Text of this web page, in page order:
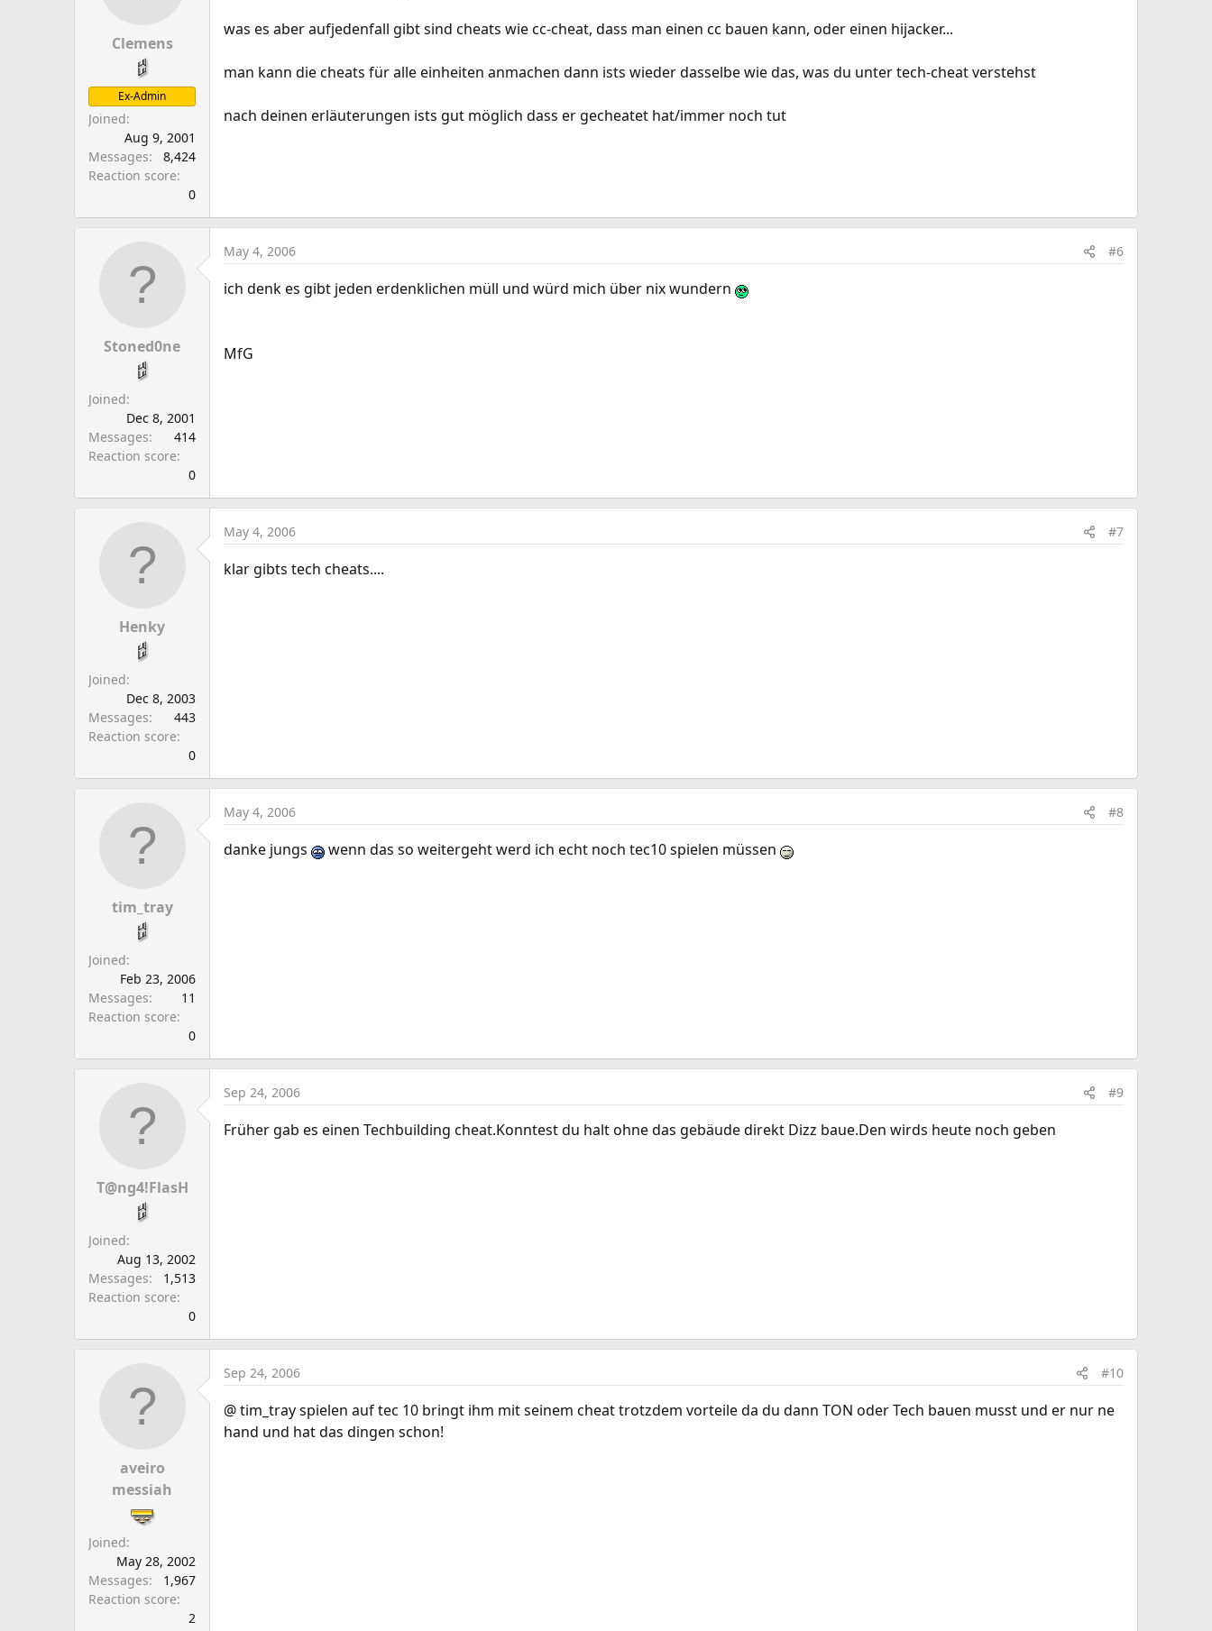
Clemens
Ex-Admin
Joined
Aug 9, 2001
Messages
8,424
Reaction score
0
was es aber aufjedenfall gibt sind cheats wie cc-cheat, dass man einen cc bauen kann, oder einen hijacker...
man kann die cheats für alle einheiten anmachen dann ists wieder dasselbe wie das, was du unter tech-cheat verstehst
nach deinen erläuterungen ists gut möglich dass er gecheatet hat/immer noch tut
Stoned0ne
Joined
Dec 8, 2001
Messages
414
Reaction score
0
May 4, 2006 #6
ich denk es gibt jeden erdenklichen müll und würd mich über nix wundern
MfG
Henky
Joined
Dec 8, 2003
Messages
443
Reaction score
0
May 4, 2006 #7
klar gibts tech cheats....
tim_tray
Joined
Feb 23, 2006
Messages
11
Reaction score
0
May 4, 2006 #8
danke jungs wenn das so weitergeht werd ich echt noch tec10 spielen müssen
T@ng4!FlasH
Joined
Aug 13, 2002
Messages
1,513
Reaction score
0
Sep 24, 2006 #9
Früher gab es einen Techbuilding cheat.Konntest du halt ohne das gebäude direkt Dizz baue.Den wirds heute noch geben
aveiro
messiah
Joined
May 28, 2002
Messages
1,967
Reaction score
2
Sep 24, 2006 #10
@ tim_tray spielen auf tec 10 bringt ihm mit seinem cheat trotzdem vorteile da du dann TON oder Tech bauen musst und er nur ne
hand und hat das dingen schon!